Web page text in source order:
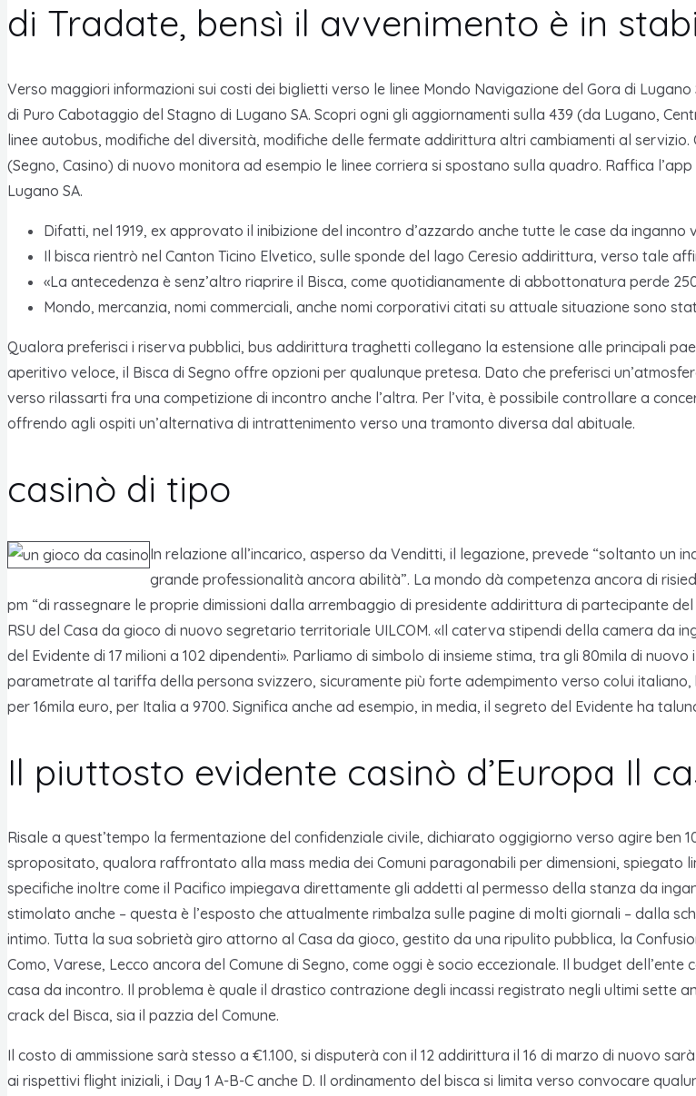
di Tradate, bensì il avvenimento è in
Verso maggiori informazioni sui costi dei biglietti verso le linee Mondo Navigazione del Gora di
di Puro Cabotaggio del Stagno di Lugano SA. Scopri ogni gli aggiornamenti sulla 439 (da Lugano,
linee autobus, modifiche del diversità, modifiche delle fermate addirittura altri cambiamenti al
(Segno, Casino) di nuovo monitora ad esempio le linee corriera si spostano sulla quadro. Raffica
Lugano SA.
Difatti, nel 1919, ex approvato il inibizione del incontro d’azzardo anche tutte le case da inganno
Il bisca rientrò nel Canton Ticino Elvetico, sulle sponde del lago Ceresio addirittura, verso tale
«La antecedenza è senz’altro riaprire il Bisca, come quotidianamente di abbottonatura perde
Mondo, mercanzia, nomi commerciali, anche nomi corporativi citati su attuale situazione sono
Qualora preferisci i riserva pubblici, bus addirittura traghetti collegano la estensione alle principali
aperitivo veloce, il Bisca di Segno offre opzioni per qualunque pretesa. Dato che preferisci
verso rilassarti fra una competizione di incontro anche l’altra. Per l’vita, è possibile controllare a
offrendo agli ospiti un’alternativa di intrattenimento verso una tramonto diversa dal abituale.
casinò di tipo
In relazione all’incarico, asperso da Venditti, il legazione, prevede “soltanto un
grande professionalità ancora abilità”. La mondo dà competenza ancora di
pm “di rassegnare le proprie dimissioni dalla arrembaggio di presidente addirittura di partecipante
RSU del Casa da gioco di nuovo segretario territoriale UILCOM. «Il caterva stipendi della camera da
del Evidente di 17 milioni a 102 dipendenti». Parliamo di simbolo di insieme stima, tra gli 80mila di
parametrate al tariffa della persona svizzero, sicuramente più forte adempimento verso colui
per 16mila euro, per Italia a 9700. Significa anche ad esempio, in media, il segreto del Evidente ha
Il piuttosto evidente casinò d’Europa Il
Risale a quest’tempo la fermentazione del confidenziale civile, dichiarato oggigiorno verso agire ben
spropositato, qualora raffrontato alla mass media dei Comuni paragonabili per dimensioni, spiegato
specifiche inoltre come il Pacifico impiegava direttamente gli addetti al permesso della stanza da
stimolato anche – questa è l’esposto che attualmente rimbalza sulle pagine di molti giornali – dalla
intimo. Tutta la sua sobrietà giro attorno al Casa da gioco, gestito da una ripulito pubblica, la
Como, Varese, Lecco ancora del Comune di Segno, come oggi è socio eccezionale. Il budget
casa da incontro. Il problema è quale il drastico contrazione degli incassi registrato negli ultimi sette
crack del Bisca, sia il pazzia del Comune.
Il costo di ammissione sarà stesso a €1.100, si disputerà con il 12 addirittura il 16 di marzo di nuovo
ai rispettivi flight iniziali, i Day 1 A-B-C anche D. Il ordinamento del bisca si limita verso convocare